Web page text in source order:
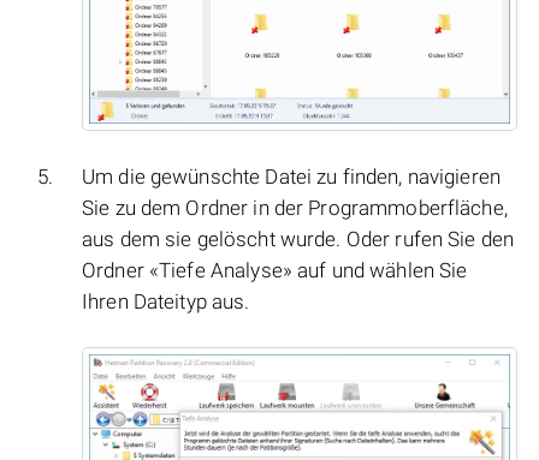
Um die gewünschte Datei zu finden, navigieren
Sie zu dem Ordner in der Programmoberfläche,
aus dem sie gelöscht wurde. Oder rufen Sie den
Ordner «Tiefe Analyse» auf und wählen Sie
Ihren Dateityp aus.